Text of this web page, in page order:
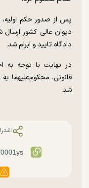
پس از صدور حکم
دیوان عالی کشور
دادگاه تایید و ابرام شد.
در نهایت با توجه به
قانونی، محکوم‌علیهما
شد.